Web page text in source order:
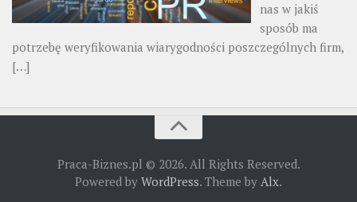
nas w jakiś
sposób ma
potrzebę weryfikowania wiarygodności poszczególnych firm,
[…]
Praca-Biznes.pl © 2026. All Rights Reserved.
Powered by WordPress. Theme by Alx.